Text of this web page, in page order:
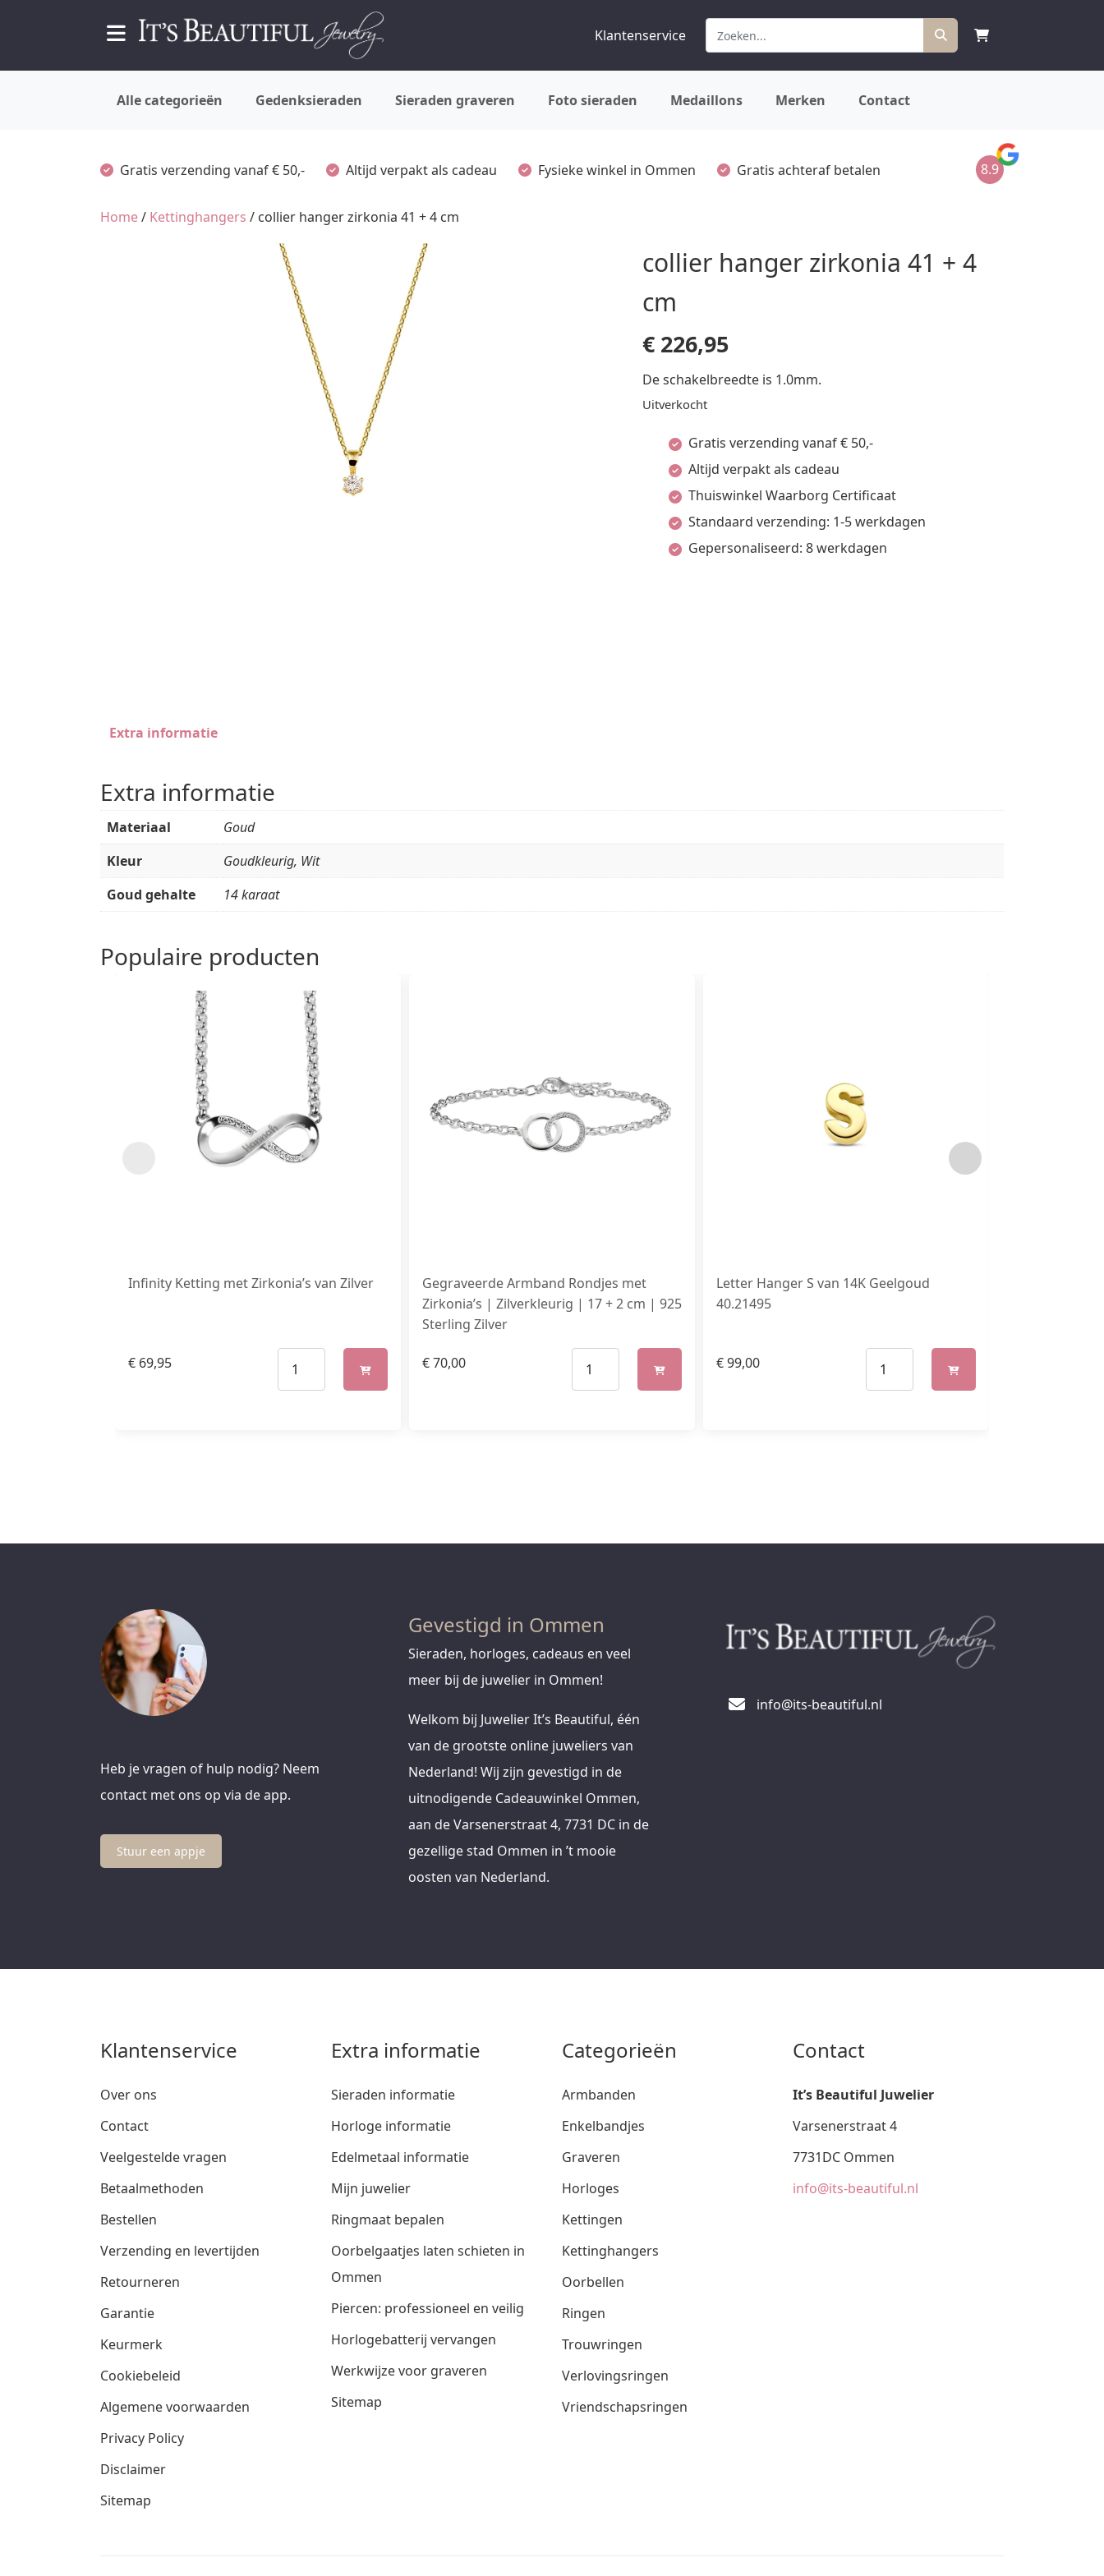
Klantenservice
Alle categorieën Gedenksieraden Sieraden graveren Foto sieraden Medaillons Merken Contact
Gratis verzending vanaf € 50,- Altijd verpakt als cadeau Fysieke winkel in Ommen Gratis achteraf betalen 8.9
Home/ Kettinghangers / collier hanger zirkonia 41 + 4 cm
collier hanger zirkonia 41 + 4
cm
€ 226,95
De schakelbreedte is 1.0mm.
Uitverkocht
Gratis verzending vanaf € 50,-
Altijd verpakt als cadeau
Thuiswinkel Waarborg Certificaat
Standaard verzending: 1-5 werkdagen
Gepersonaliseerd: 8 werkdagen
Extra informatie
Extra informatie
Materiaal
Goud
Kleur
Goudkleurig, Wit
Goud gehalte
14 karaat
Populaire producten
Infinity Ketting met Zirkonia’s van Zilver
€ 69,95
Gegraveerde Armband Rondjes met
Zirkonia’s | Zilverkleurig | 17 + 2 cm | 925
Sterling Zilver
€70,00
Letter Hanger S van 14K Geelgoud
40.21495
€99,00
Heb je vragen of hulp nodig? Neem
contact met ons op via de app.
Stuur een appje
Gevestigd in Ommen
Sieraden, horloges, cadeaus en veel
meer bij de juwelier in Ommen!
Welkom bij Juwelier It’s Beautiful, één
van de grootste online juweliers van
Nederland! Wij zijn gevestigd in de
uitnodigende Cadeauwinkel Ommen,
aan de Varsenerstraat 4, 7731 DC in de
gezellige stad Ommen in ’t mooie
oosten van Nederland.
info@its-beautiful.nl
Klantenservice
Over ons
Contact
Veelgestelde vragen
Betaalmethoden
Bestellen
Verzending en levertijden
Retourneren
Garantie
Keurmerk
Cookiebeleid
Algemene voorwaarden
Privacy Policy
Disclaimer
Sitemap
Extra informatie
Sieraden informatie
Horloge informatie
Edelmetaal informatie
Mijn juwelier
Ringmaat bepalen
Oorbelgaatjes laten schieten in
Ommen
Piercen: professioneel en veilig
Horlogebatterij vervangen
Werkwijze voor graveren
Sitemap
Categorieën
Armbanden
Enkelbandjes
Graveren
Horloges
Kettingen
Kettinghangers
Oorbellen
Ringen
Trouwringen
Verlovingsringen
Vriendschapsringen
Contact
It’s Beautiful Juwelier
Varsenerstraat 4
7731DC Ommen
info@its-beautiful.nl